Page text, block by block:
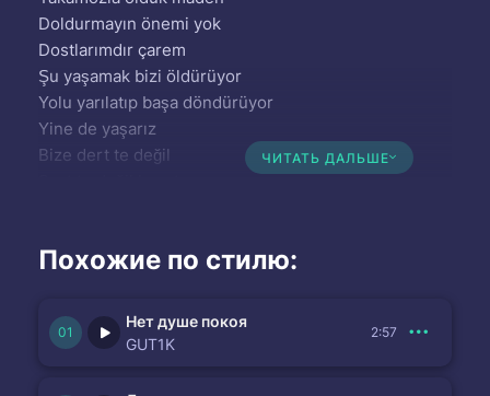
Doldurmayın önemi yok
Dostlarımdır çarem
Şu yaşamak bizi öldürüyor
Yolu yarılatıp başa döndürüyor
Yine de yaşarız
Bize dert te değil
ЧИТАТЬ ДАЛЬШЕ
Похожие по стилю:
Нет душе покоя
GUT1K
2:57